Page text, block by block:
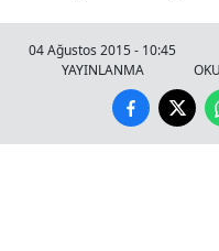
04 Ağustos 2015 - 10:45
YAYINLANMA